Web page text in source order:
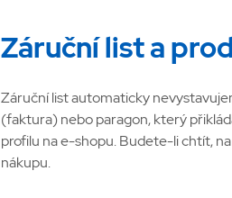
Záruční list a
Záruční list automaticky
(faktura) nebo paragon, který
profilu na e-shopu. Budete-li chtít,
nákupu.